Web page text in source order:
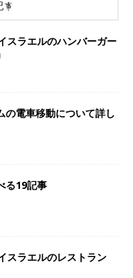
事
スラエルのハンバーガー
の電車移動について詳し
る19記事
スラエルのレストラン